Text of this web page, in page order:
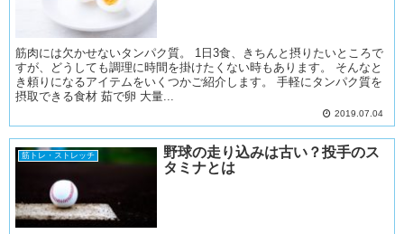
筋肉には欠かせないタンパク質。 1日3食、きちんと摂りたいところで
すが、どうしても調理に時間を掛けたくない時もあります。 そんなと
き頼りになるアイテムをいくつかご紹介します。 手軽にタンパク質を
摂取できる食材 茹で卵 大量...
2019.07.04
筋トレ・ストレッチ
野球の走り込みは古い？投手のス
タミナとは